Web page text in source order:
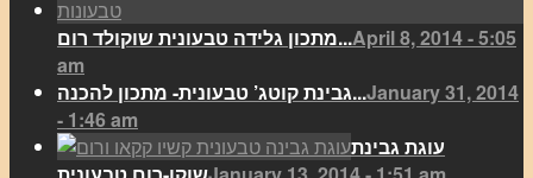
מתכון גלידה טבעונית שוקולד רום...April 8, 2014 - 5:05
am
גבינת קוטג’ טבעונית- מתכון להכנה...January 31, 2014
- 1:46 am
עוגת גבינת